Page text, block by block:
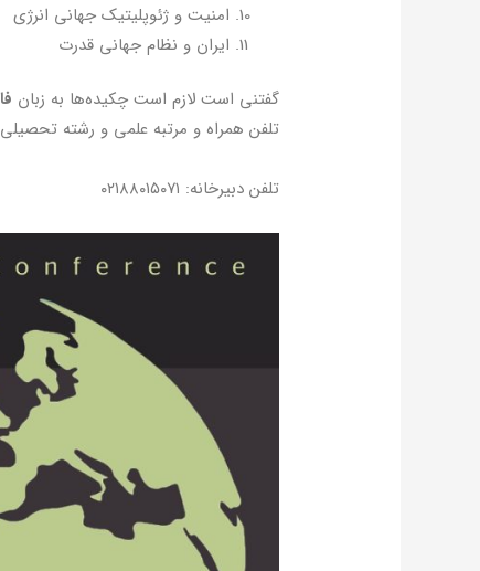
امنيت و ژئوپليتيك جهاني انرژي
ايران و نظام جهاني قدرت
گفتني است لازم است چكيده‌ها به زبان
تلفن همراه و مرتبه علمی و رشته
تلفن دبیرخانه: ۰۲۱۸۸۰۱۵۰۷۱